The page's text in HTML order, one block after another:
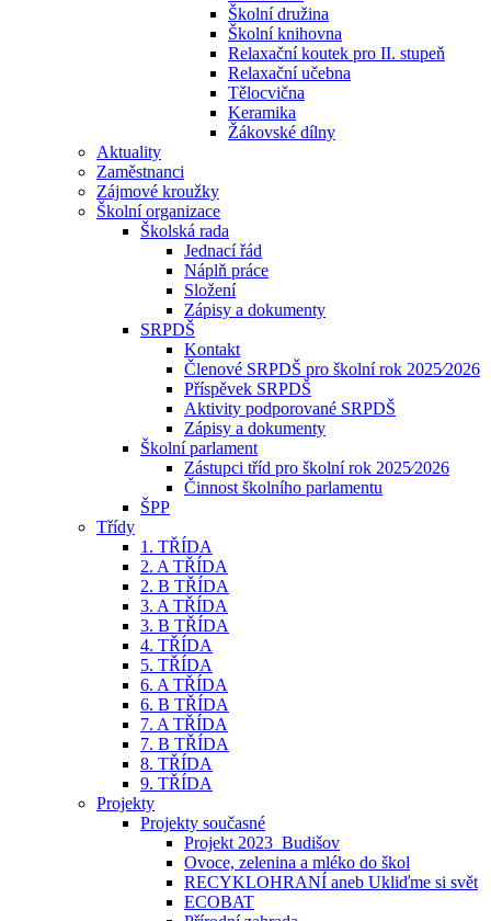
Školní družina
Školní knihovna
Relaxační koutek pro II. stupeň
Relaxační učebna
Tělocvična
Keramika
Žákovské dílny
Aktuality
Zaměstnanci
Zájmové kroužky
Školní organizace
Školská rada
Jednací řád
Náplň práce
Složení
Zápisy a dokumenty
SRPDŠ
Kontakt
Členové SRPDŠ pro školní rok 2025⁄2026
Příspěvek SRPDŠ
Aktivity podporované SRPDŠ
Zápisy a dokumenty
Školní parlament
Zástupci tříd pro školní rok 2025⁄2026
Činnost školního parlamentu
ŠPP
Třídy
1. TŘÍDA
2. A TŘÍDA
2. B TŘÍDA
3. A TŘÍDA
3. B TŘÍDA
4. TŘÍDA
5. TŘÍDA
6. A TŘÍDA
6. B TŘÍDA
7. A TŘÍDA
7. B TŘÍDA
8. TŘÍDA
9. TŘÍDA
Projekty
Projekty současné
Projekt 2023_Budišov
Ovoce, zelenina a mléko do škol
RECYKLOHRANÍ aneb Ukliďme si svět
ECOBAT